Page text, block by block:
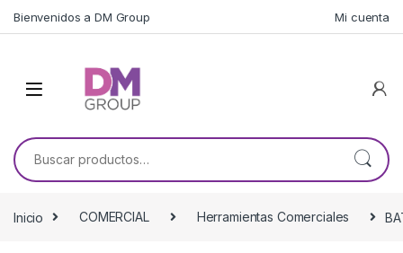
Bienvenidos a DM Group Mi cuenta
Buscar por:
Inicio COMERCIAL Herramientas Comerciales